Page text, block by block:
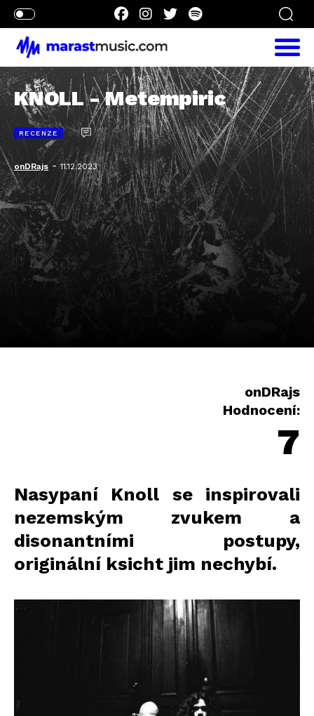
KNOLL - Metempiric
RECENZE
onDRajs-11.12.2023
onDRajs
Hodnocení:
7
Nasypaní Knoll se inspirovali
nezemským zvukem a
disonantními postupy,
originální ksicht jim nechybí.